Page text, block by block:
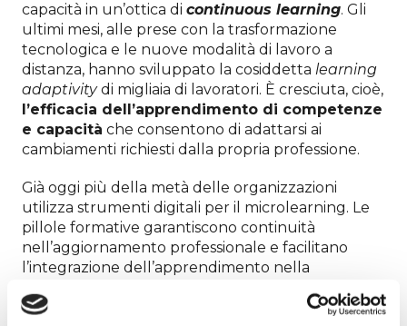
capacità in un’ottica di continuous learning. Gli
ultimi mesi, alle prese con la trasformazione
tecnologica e le nuove modalità di lavoro a
distanza, hanno sviluppato la cosiddetta learning
adaptivitydi migliaia di lavoratori. È cresciuta, cioè,
l’efficacia dell’apprendimento di competenze
e capacità che consentono di adattarsi ai
cambiamenti richiesti dalla propria professione.
Già oggi più della metà delle organizzazioni
utilizza strumenti digitali per il microlearning. Le
pillole formative garantiscono continuità
nell’aggiornamento professionale e facilitano
l’integrazione dell’apprendimento nella
delle generazioni più giovani
, interessate a